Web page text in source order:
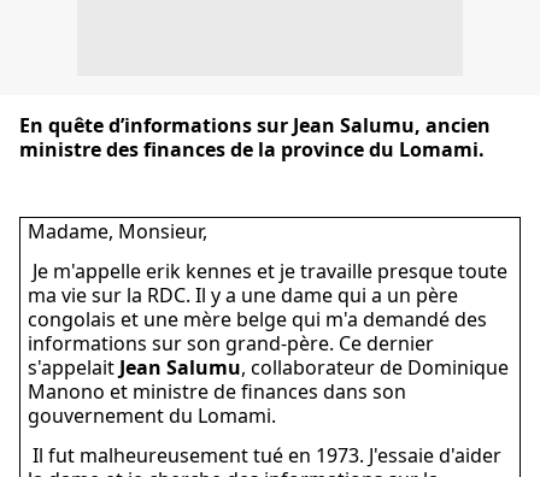
En quête d’informations sur Jean Salumu, ancien
ministre des finances de la province du Lomami.
Madame, Monsieur,
Je m'appelle erik kennes et je travaille presque toute
ma vie sur la RDC. Il y a une dame qui a un père
congolais et une mère belge qui m'a demandé des
informations sur son grand-père. Ce dernier
s'appelait Jean Salumu, collaborateur de Dominique
Manono et ministre de finances dans son
gouvernement du Lomami.
Il fut malheureusement tué en 1973. J'essaie d'aider